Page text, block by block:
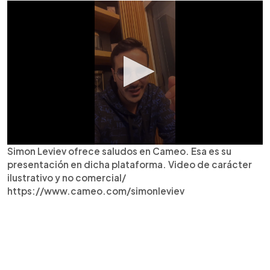
Simon Leviev ofrece saludos en Cameo. Esa es su
presentación en dicha plataforma. Video de carácter
ilustrativo y no comercial/
https://www.cameo.com/simonleviev